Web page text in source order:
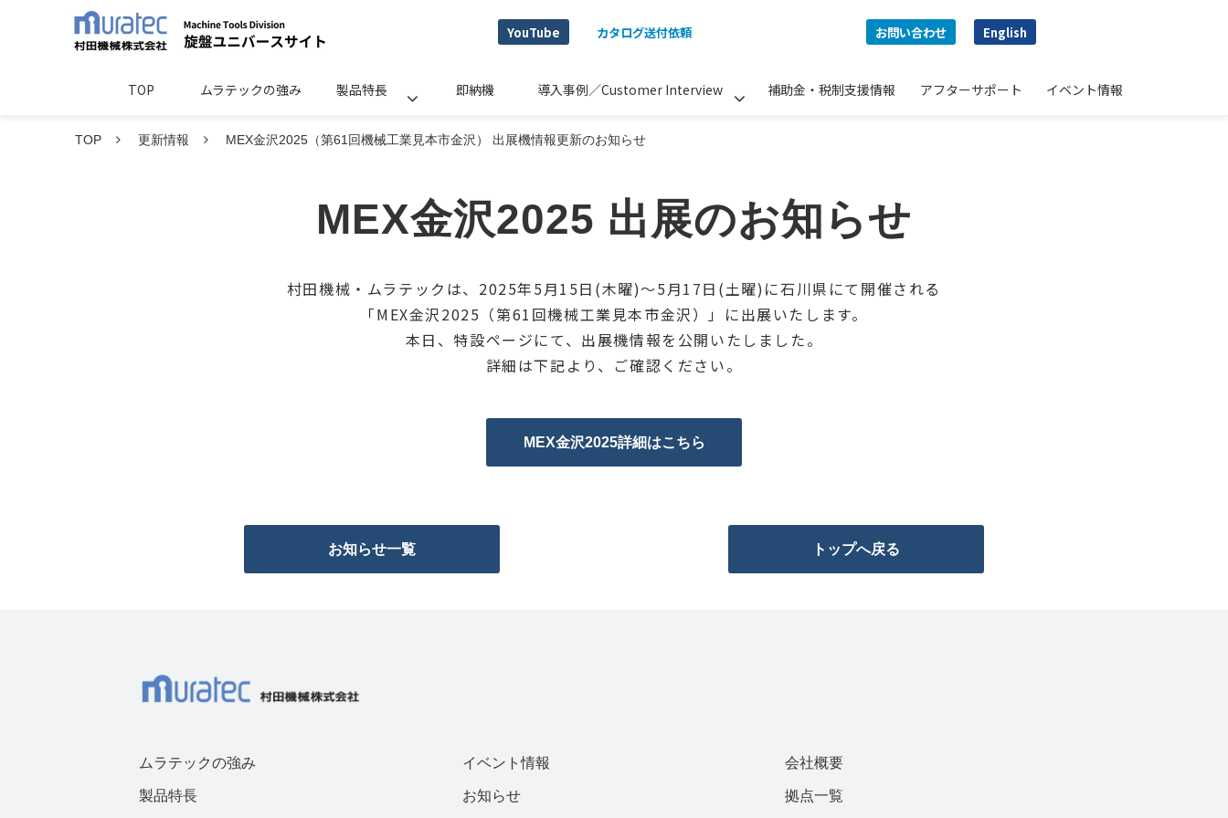
YouTube カタログ送付依頼 お問い合わせ English
TOP ムラテックの強み 製品特長 即納機 導入事例／Customer Interview 補助金・税制支援情報 アフターサポート イベント情報
TOP 更新情報 MEX金沢2025（第61回機械工業見本市金沢） 出展機情報更新のお知らせ
MEX金沢2025 出展のお知らせ
村田機械・ムラテックは、2025年5月15日(木曜)～5月17日(土曜)に石川県にて開催される
「MEX金沢2025（第61回機械工業見本市金沢）」に出展いたします。
本日、特設ページにて、出展機情報を公開いたしました。
詳細は下記より、ご確認ください。
MEX金沢2025詳細はこちら
お知らせ一覧 トップへ戻る
ムラテックの強み
製品特長
イベント情報
お知らせ
会社概要
拠点一覧